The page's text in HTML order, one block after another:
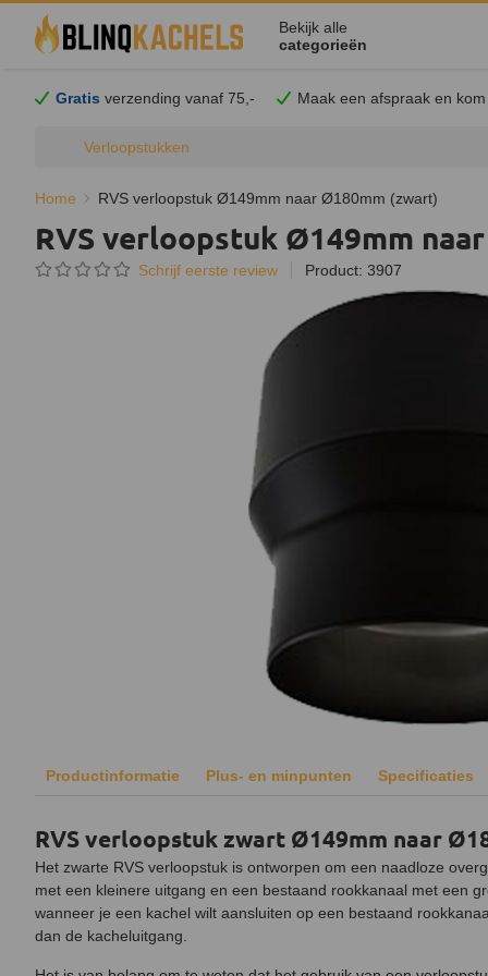
Bekijk alle
categorieën
Gratis verzending vanaf 75,- Maak een afspraak en kom
Verloopstukken
Home RVS verloopstuk Ø149mm naar Ø180mm (zwart)
RVS verloopstuk Ø149mm
Schrijf eerste review Product: 3907
Productinformatie Plus- en minpunten Specificaties
RVS verloopstuk zwart Ø149mm naar
Het zwarte RVS verloopstuk is ontworpen om een naadloze
met een kleinere uitgang en een bestaand rookkanaal met een
wanneer je een kachel wilt aansluiten op een bestaand
dan de kacheluitgang.